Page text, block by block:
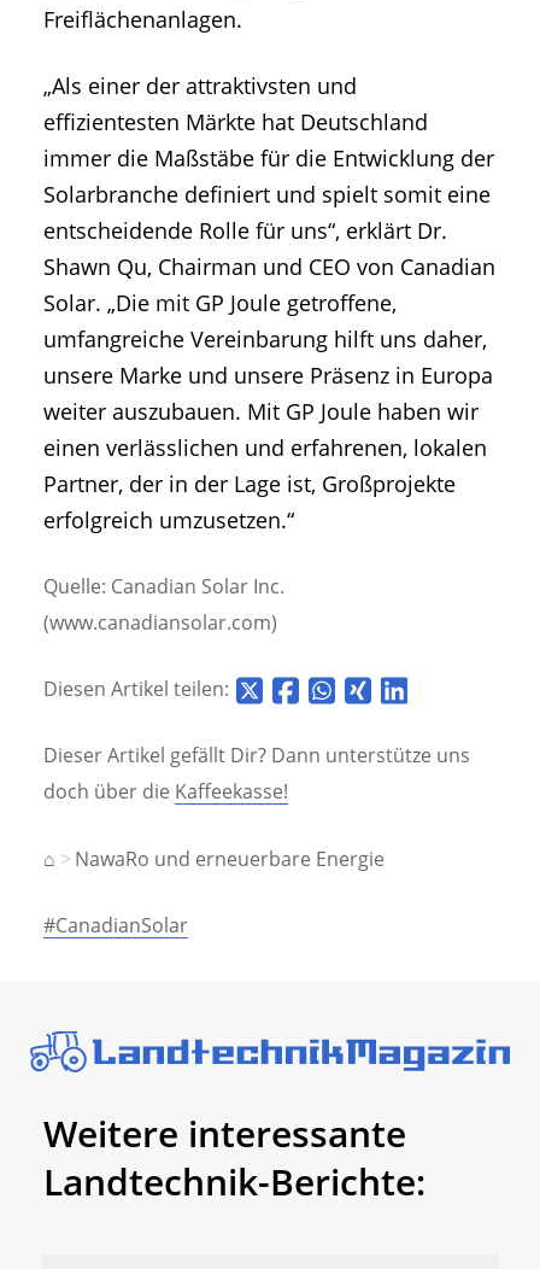
Freiflächenanlagen.
„Als einer der attraktivsten und
effizientesten Märkte hat Deutschland
immer die Maßstäbe für die Entwicklung der
Solarbranche definiert und spielt somit eine
entscheidende Rolle für uns“, erklärt Dr.
Shawn Qu, Chairman und CEO von Canadian
Solar. „Die mit GP Joule getroffene,
umfangreiche Vereinbarung hilft uns daher,
unsere Marke und unsere Präsenz in Europa
weiter auszubauen. Mit GP Joule haben wir
einen verlässlichen und erfahrenen, lokalen
Partner, der in der Lage ist, Großprojekte
erfolgreich umzusetzen.“
Quelle: Canadian Solar Inc.
(www.canadiansolar.com)
Diesen Artikel teilen:
Dieser Artikel gefällt Dir? Dann unterstütze uns
doch über die Kaffeekasse!
⌂ NawaRo und erneuerbare Energie
#CanadianSolar
Weitere interessante
Landtechnik-Berichte: